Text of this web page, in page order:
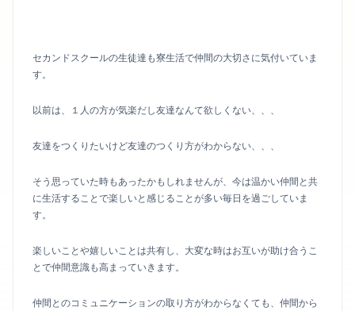
セカンドスクールの生徒達も寮生活で仲間の大切さに気付いていま
す。
以前は、１人の方が気楽だし友達なんて欲しくない、、、
友達をつくりたいけど友達のつくり方がわからない、、、
そう思っていた時もあったかもしれませんが、今は温かい仲間と共
に生活することで楽しいと感じることが多い毎日を過ごしていま
す。
楽しいことや嬉しいことは共有し、大変な時はお互いが助け合うこ
とで仲間意識も高まっていきます。
仲間とのコミュニケーションの取り方がわからなくても、仲間から